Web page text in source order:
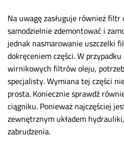
Na uwagę zasługuje również filtr
samodzielnie zdemontować i
jednak nasmarowanie uszczelki
dokręceniem części. W
wirnikowych filtrów oleju,
specjalisty. Wymiana tej części
prosta. Koniecznie sprawdź
ciągniku. Ponieważ najczęściej
zewnętrznym układem
zabrudzenia.